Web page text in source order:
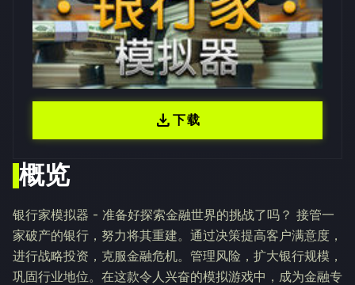
概览
银行家模拟器 - 准备好探索金融世界的挑战了吗？ 接管一
家破产的银行，努力将其重建。通过决策提高客户满意度，
进行战略投资，克服金融危机。管理风险，扩大银行规模，
巩固行业地位。在这款令人兴奋的模拟游戏中，成为金融专
download下载